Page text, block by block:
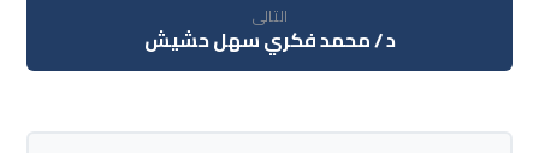
التالى
د / محمد فكري سهل حشيش